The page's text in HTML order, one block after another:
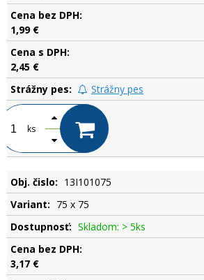
1,99 €
2,45 €
Strážny pes
ks
13I101075
75 x 75
Skladom: > 5ks
3,17 €